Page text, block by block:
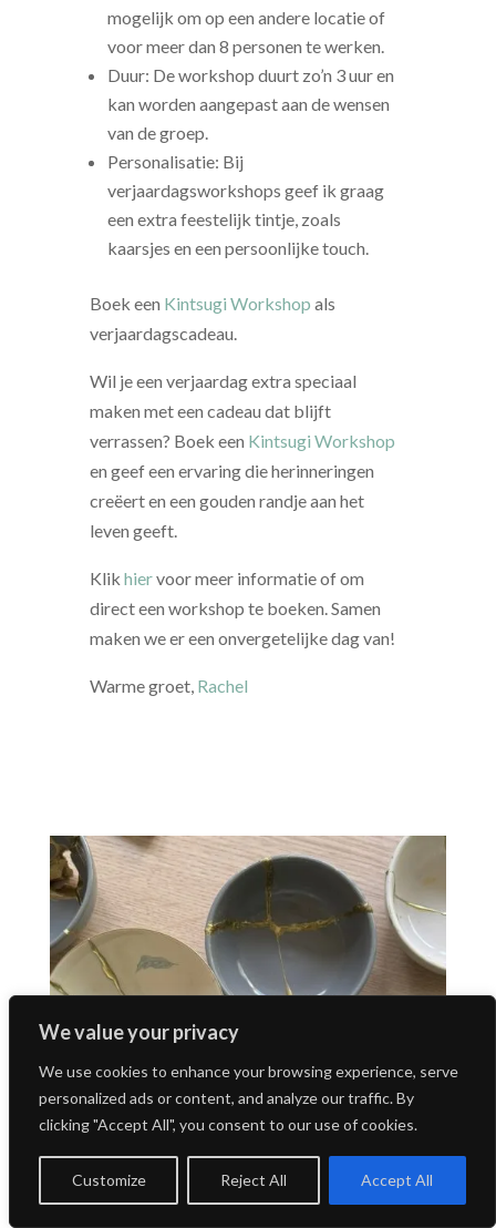
We value your privacy
We use cookies to enhance your browsing experience, serve
personalized ads or content, and analyze our traffic. By
clicking "Accept All", you consent to our use of cookies.
Customize Reject All Accept All
mogelijk om op een andere locatie of
voor meer dan 8 personen te werken.
Duur: De workshop duurt zo’n 3 uur en
kan worden aangepast aan de wensen
van de groep.
Personalisatie: Bij
verjaardagsworkshops geef ik graag
een extra feestelijk tintje, zoals
kaarsjes en een persoonlijke touch.
Boek een Kintsugi Workshop als
verjaardagscadeau.
Wil je een verjaardag extra speciaal
maken met een cadeau dat blijft
verrassen? Boek een Kintsugi Workshop
en geef een ervaring die herinneringen
creëert en een gouden randje aan het
leven geeft.
Klik hiervoor meer informatie of om
direct een workshop te boeken. Samen
maken we er een onvergetelijke dag van!
Warme groet, Rachel